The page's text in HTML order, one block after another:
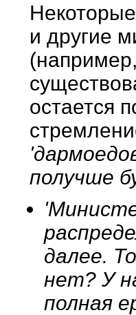
и другие
остается
получше
далее.
нет? У
полная